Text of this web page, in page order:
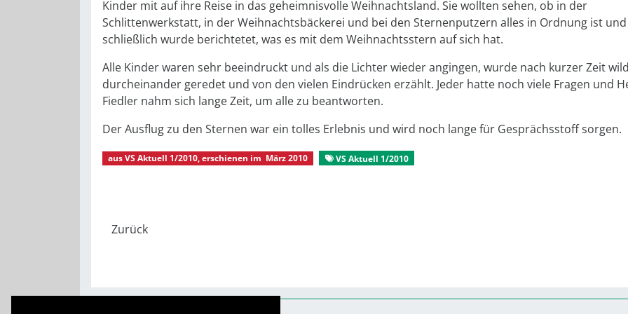
Kinder mit auf ihre Reise in das geheimnisvolle Weihnachtsland. Sie wollten sehen, ob in der
Schlittenwerkstatt, in der Weihnachtsbäckerei und bei den Sternenputzern alles in Ordnung ist und
schließlich wurde berichtetet, was es mit dem Weihnachtsstern auf sich hat.
Alle Kinder waren sehr beeindruckt und als die Lichter wieder angingen, wurde nach kurzer Zeit wild
durcheinander geredet und von den vielen Eindrücken erzählt. Jeder hatte noch viele Fragen und
Fiedler nahm sich lange Zeit, um alle zu beantworten.
Der Ausflug zu den Sternen war ein tolles Erlebnis und wird noch lange für Gesprächsstoff sorgen.
ausVS Aktuell 1/2010, erschienen im März 2010 VS Aktuell 1/2010